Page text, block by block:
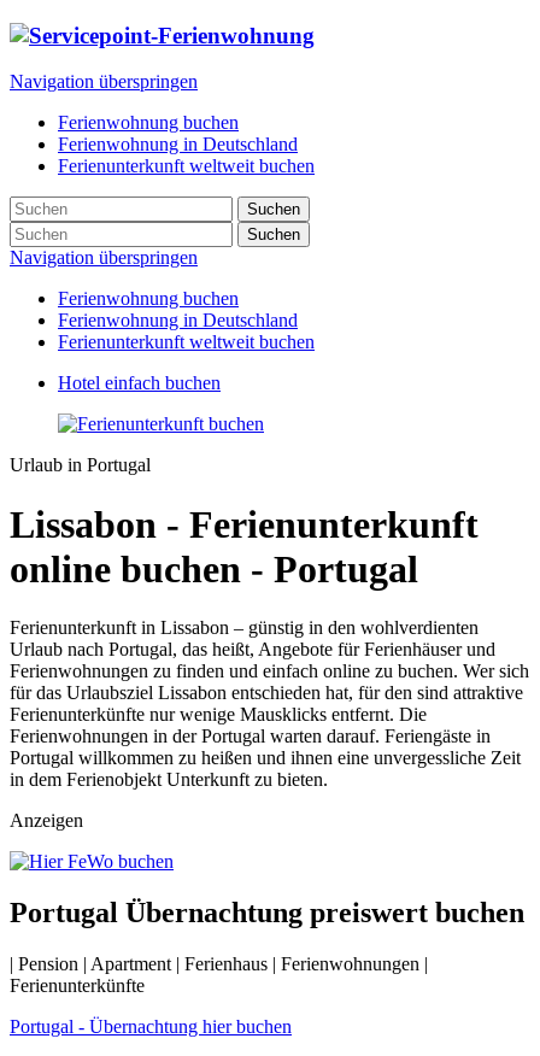
Navigation überspringen
Ferienwohnung buchen
Ferienwohnung in Deutschland
Ferienunterkunft weltweit buchen
Suchen
Suchen
Navigation überspringen
Ferienwohnung buchen
Ferienwohnung in Deutschland
Ferienunterkunft weltweit buchen
Hotel einfach buchen
Urlaub in Portugal
Lissabon - Ferienunterkunft
online buchen - Portugal
Ferienunterkunft in Lissabon – günstig in den wohlverdienten
Urlaub nach Portugal, das heißt, Angebote für Ferienhäuser und
Ferienwohnungen zu finden und einfach online zu buchen. Wer sich
für das Urlaubsziel Lissabon entschieden hat, für den sind attraktive
Ferienunterkünfte nur wenige Mausklicks entfernt. Die
Ferienwohnungen in der Portugal warten darauf. Feriengäste in
Portugal willkommen zu heißen und ihnen eine unvergessliche Zeit
in dem Ferienobjekt Unterkunft zu bieten.
Anzeigen
Portugal Übernachtung preiswert buchen
| Pension | Apartment | Ferienhaus | Ferienwohnungen |
Ferienunterkünfte
Portugal - Übernachtung hier buchen